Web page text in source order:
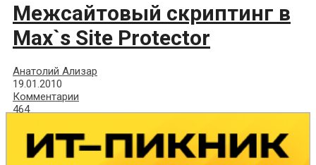
Межсайтовый скриптинг в
Max`s Site Protector
Анатолий Ализар
19.01.2010
Комментарии
464